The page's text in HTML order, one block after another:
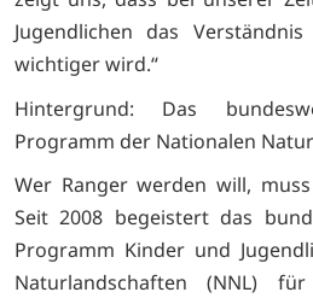
Jugendlichen das
wichtiger wird.“
Hintergrund: Das
Programm der Nationalen
Wer Ranger werden will,
Seit 2008 begeistert das
Programm Kinder und
Naturlandschaften (NNL)